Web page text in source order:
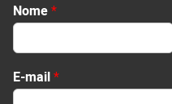
Nome*
First
N
o
E-mail*